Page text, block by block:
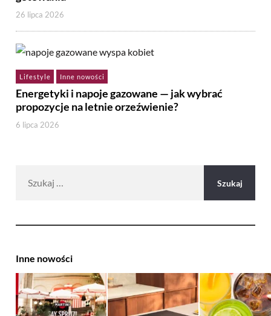
26 lipca 2026
Lifestyle Inne nowości
Energetyki i napoje gazowane — jak wybrać
propozycje na letnie orzeźwienie?
6 lipca 2026
Inne nowości